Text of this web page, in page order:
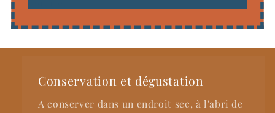
Conservation et dégustation
A conserver dans un endroit sec, à l'abri de